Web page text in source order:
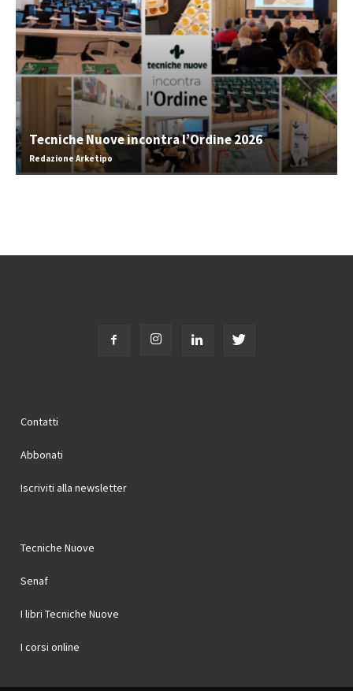
Tecniche Nuove incontra l’Ordine 2026
Redazione Arketipo
Contatti
Abbonati
Iscriviti alla newsletter
Tecniche Nuove
Senaf
I libri Tecniche Nuove
I corsi online